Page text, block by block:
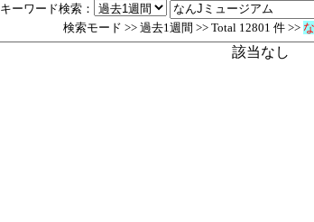
キーワード検索：
検索モード >> 過去1週間 >> Total 12801 件 >>
該当なし